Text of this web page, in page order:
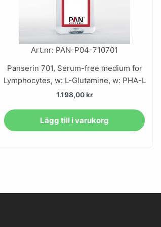
Art.nr: PAN-P04-710701
Panserin 701, Serum-free medium for
Lymphocytes, w: L-Glutamine, w: PHA-L
1.198,00kr
Lägg till i varukorg